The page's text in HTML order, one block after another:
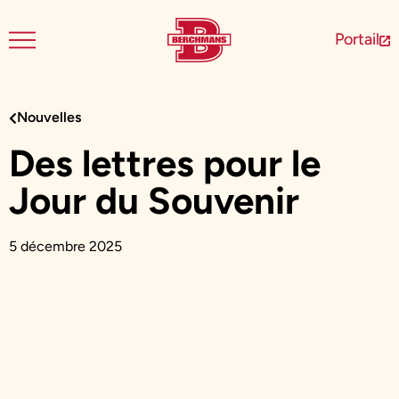
Portail
Nouvelles
Des lettres pour le
Jour du Souvenir
5 décembre 2025